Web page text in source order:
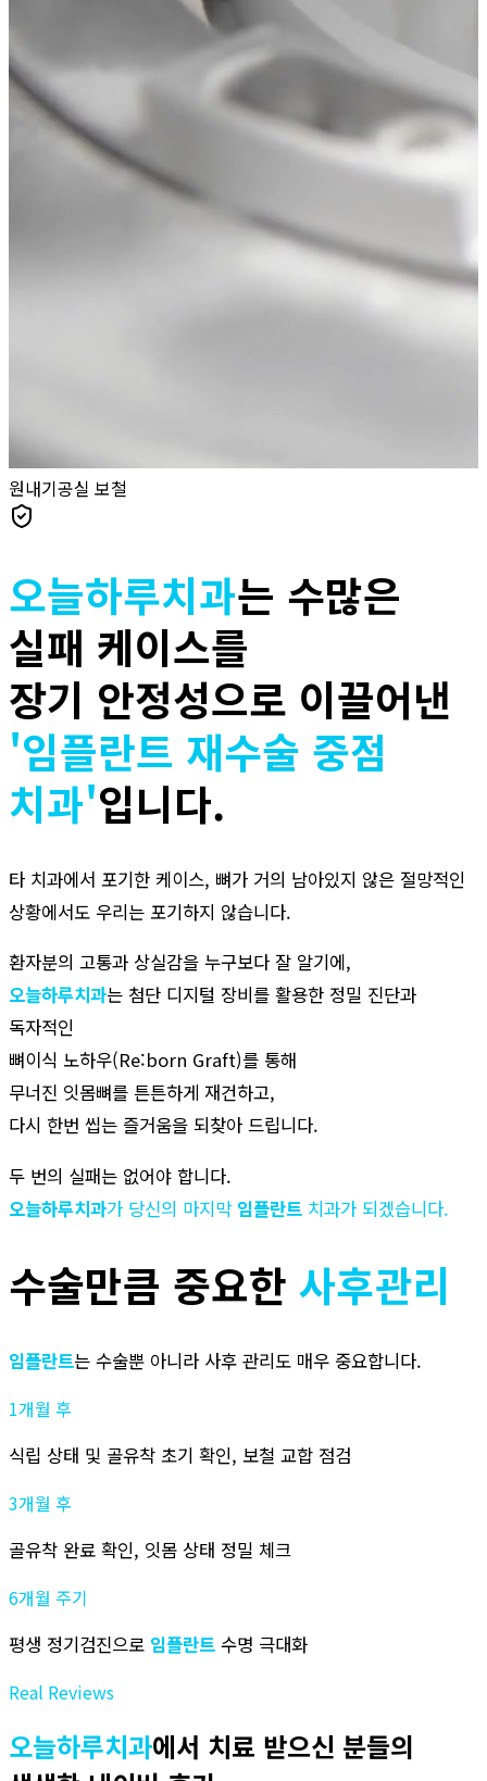
원내기공실 보철
오늘하루치과는 수많은
실패 케이스를
장기 안정성으로 이끌어낸
'임플란트 재수술 중점
치과'입니다.
타 치과에서 포기한 케이스, 뼈가 거의 남아있지 않은 절망적인
상황에서도 우리는 포기하지 않습니다.
환자분의 고통과 상실감을 누구보다 잘 알기에,
오늘하루치과는 첨단 디지털 장비를 활용한 정밀 진단과
독자적인
뼈이식 노하우(Re:born Graft)를 통해
무너진 잇몸뼈를 튼튼하게 재건하고,
다시 한번 씹는 즐거움을 되찾아 드립니다.
두 번의 실패는 없어야 합니다.
오늘하루치과가 당신의 마지막 임플란트 치과가 되겠습니다.
수술만큼 중요한 사후관리
임플란트는 수술뿐 아니라 사후 관리도 매우 중요합니다.
1개월 후
식립 상태 및 골유착 초기 확인, 보철 교합 점검
3개월 후
골유착 완료 확인, 잇몸 상태 정밀 체크
6개월 주기
평생 정기검진으로 임플란트 수명 극대화
Real Reviews
오늘하루치과에서 치료 받으신 분들의